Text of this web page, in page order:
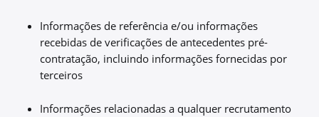
Informações de referência e/ou informações
recebidas de verificações de antecedentes pré-
contratação, incluindo informações fornecidas por
terceiros
Informações relacionadas a qualquer recrutamento